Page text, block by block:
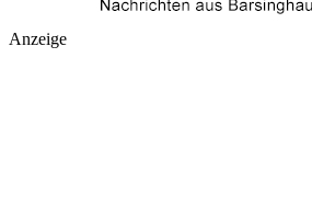
Anzeige